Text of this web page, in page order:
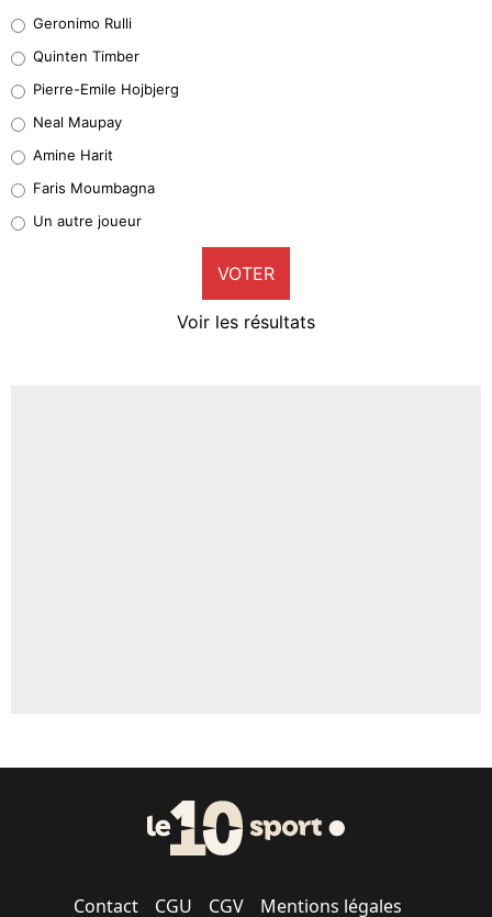
32%
5%
1%
9%
Geronimo Rulli
Quinten Timber
Pierre-Emile Hojbjerg
Neal Maupay
Amine Harit
Faris Moumbagna
Un autre joueur
VOTER
Voir les résultats
Contact CGU CGV Mentions légales